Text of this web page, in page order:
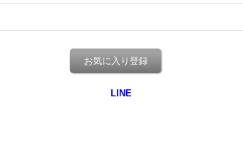
お気に入り登録